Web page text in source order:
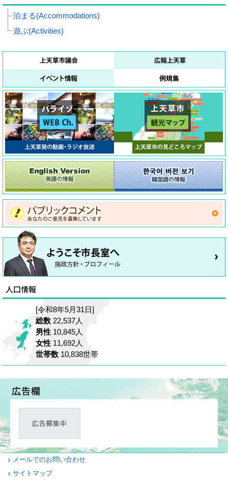
泊まる(Accommodations)
遊ぶ(Activities)
[令和8年5月31日]
総数 22,537人
男性 10,845人
女性 11,692人
世帯数 10,838世帯
メールでのお問い合わせ
サイトマップ